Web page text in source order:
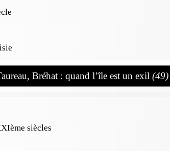
Bréhat : quand l’île est un exil (49)
siècles